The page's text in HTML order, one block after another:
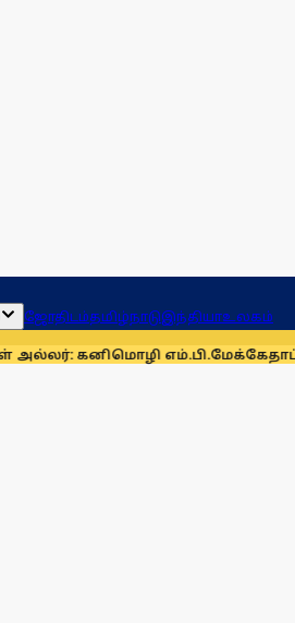
ஜோதிடம்தமிழ்நாடுஇந்தியாஉலகம்
எம்.பி.மேக்கேதாட்டு